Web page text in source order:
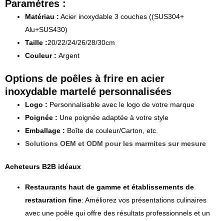
Paramètres :
Matériau : Acier inoxydable 3 couches ((SUS304+
Alu+SUS430)
Taille :20/22/24/26/28/30cm
Couleur : Argent
Options de poêles à frire en acier
inoxydable martelé personnalisées
Logo : Personnalisable avec le logo de votre marque
Poignée : Une poignée adaptée à votre style
Emballage : Boîte de couleur/Carton, etc.
Solutions OEM et ODM pour les marmites sur mesure
Acheteurs B2B idéaux
Restaurants haut de gamme et établissements de
restauration fine: Améliorez vos présentations culinaires
avec une poêle qui offre des résultats professionnels et un